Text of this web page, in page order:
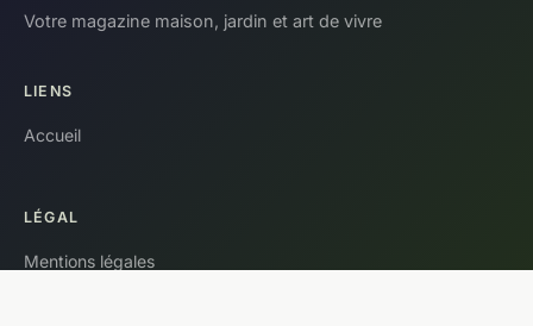
Votre magazine maison, jardin et art de vivre
LIENS
Accueil
LÉGAL
Mentions légales